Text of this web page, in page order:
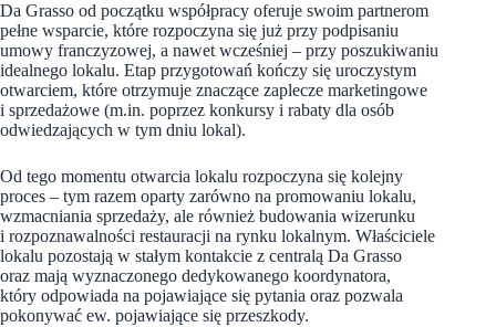
Da Grasso od początku współpracy oferuje swoim partnerom
pełne wsparcie, które rozpoczyna się już przy podpisaniu
umowy franczyzowej, a nawet wcześniej – przy poszukiwaniu
idealnego lokalu. Etap przygotowań kończy się uroczystym
otwarciem, które otrzymuje znaczące zaplecze marketingowe
i sprzedażowe (m.in. poprzez konkursy i rabaty dla osób
odwiedzających w tym dniu lokal).
Od tego momentu otwarcia lokalu rozpoczyna się kolejny
proces – tym razem oparty zarówno na promowaniu lokalu,
wzmacniania sprzedaży, ale również budowania wizerunku
i rozpoznawalności restauracji na rynku lokalnym. Właściciele
lokalu pozostają w stałym kontakcie z centralą Da Grasso
oraz mają wyznaczonego dedykowanego koordynatora,
który odpowiada na pojawiające się pytania oraz pozwala
pokonywać ew. pojawiające się przeszkody.